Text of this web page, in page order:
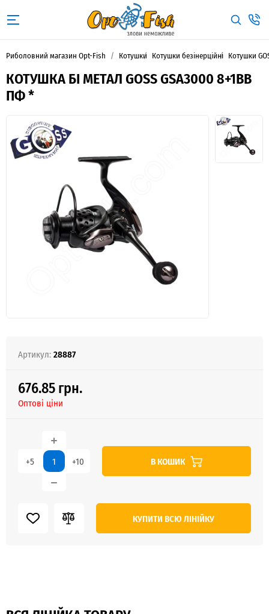
Риболовний магазин Opt-Fish Котушки Котушки безінерційні Котушки
КОТУШКА БІ МЕТАЛ GOSS GSA3000 8+1BB
ПФ *
Артикул:28887
676.85 грн.
Оптові ціни
+5 +10 В КОШИК
КУПИТИ ВСЮ ЛІНІЙКУ